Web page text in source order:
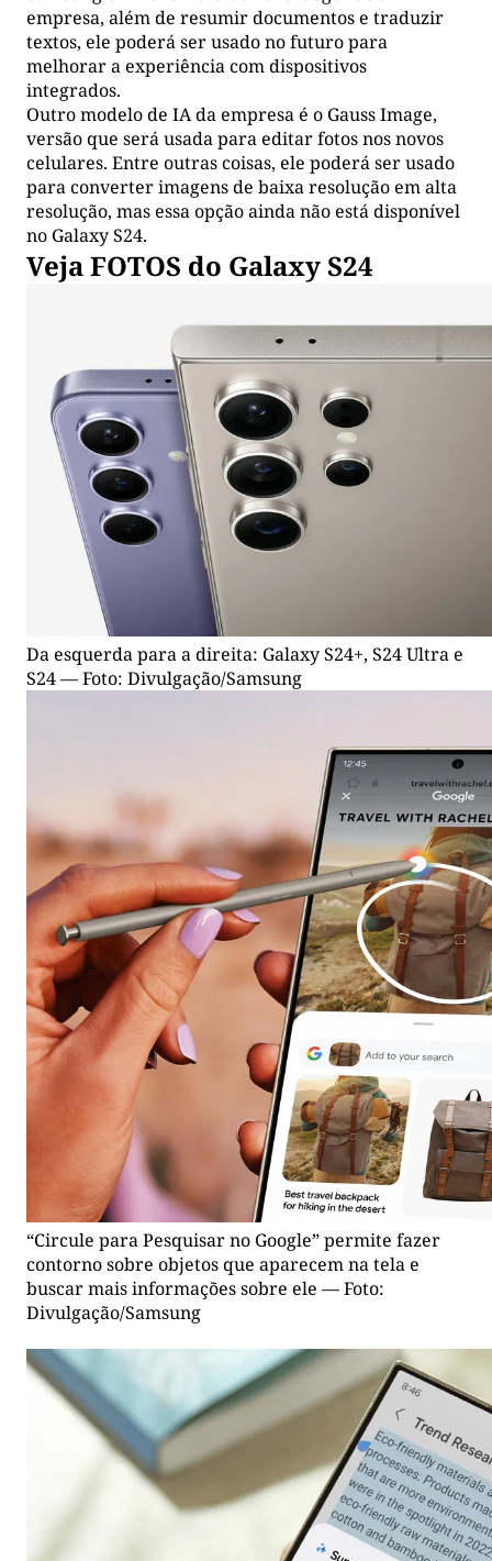
empresa, além de resumir documentos e traduzir
textos, ele poderá ser usado no futuro para
melhorar a experiência com dispositivos
integrados.
Outro modelo de IA da empresa é o Gauss Image,
versão que será usada para editar fotos nos novos
celulares. Entre outras coisas, ele poderá ser usado
para converter imagens de baixa resolução em alta
resolução, mas essa opção ainda não está disponível
no Galaxy S24.
Veja FOTOS do Galaxy S24
Da esquerda para a direita: Galaxy S24+, S24 Ultra e
S24 — Foto: Divulgação/Samsung
“Circule para Pesquisar no Google” permite fazer
contorno sobre objetos que aparecem na tela e
buscar mais informações sobre ele — Foto:
Divulgação/Samsung